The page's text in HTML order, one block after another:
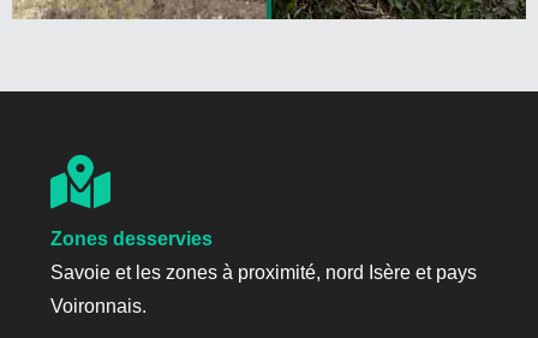
Zones desservies
Savoie et les zones à proximité, nord Isère et pays
Voironnais.